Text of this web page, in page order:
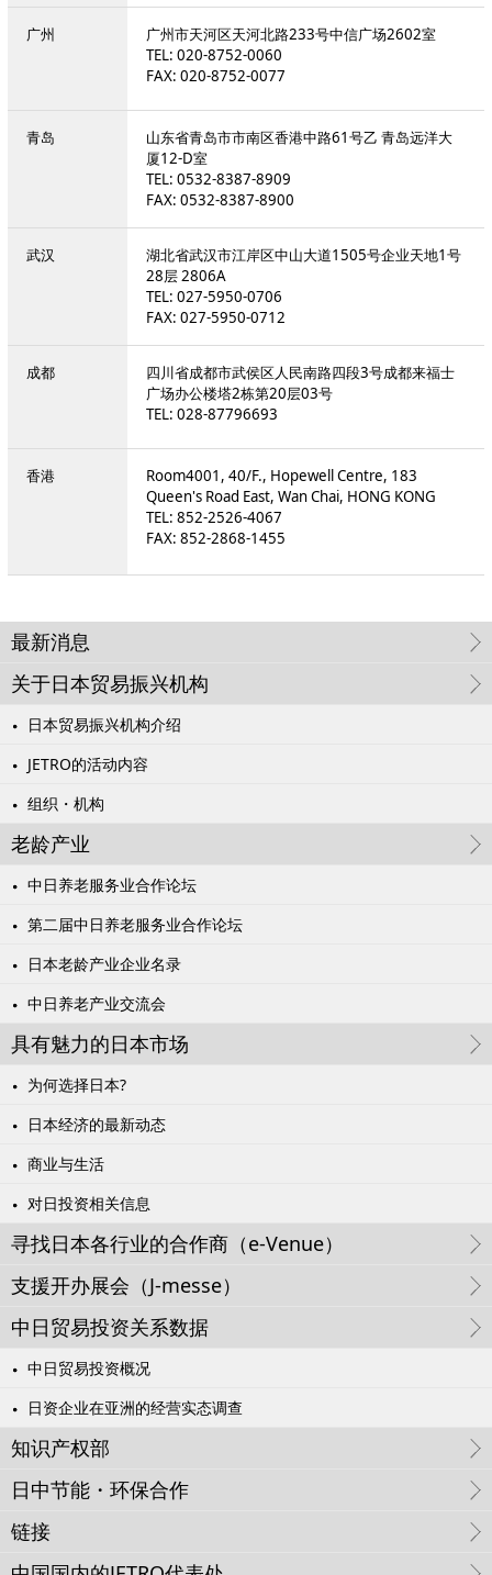
广州
广州市天河区天河北路233号中信广场2602室
TEL: 020-8752-0060
FAX: 020-8752-0077
青岛
山东省青岛市市南区香港中路61号乙 青岛远洋大
厦12-D室
TEL: 0532-8387-8909
FAX: 0532-8387-8900
武汉
湖北省武汉市江岸区中山大道1505号企业天地1号
28层 2806A
TEL: 027-5950-0706
FAX: 027-5950-0712
成都
四川省成都市武侯区人民南路四段3号成都来福士
广场办公楼塔2栋第20层03号
TEL: 028-87796693
香港
Room4001, 40/F., Hopewell Centre, 183
Queen's Road East, Wan Chai, HONG KONG
TEL: 852-2526-4067
FAX: 852-2868-1455
最新消息
关于日本贸易振兴机构
日本贸易振兴机构介绍
JETRO的活动内容
组织・机构
老龄产业
中日养老服务业合作论坛
第二届中日养老服务业合作论坛
日本老龄产业企业名录
中日养老产业交流会
具有魅力的日本市场
为何选择日本?
日本经济的最新动态
商业与生活
对日投资相关信息
寻找日本各行业的合作商（e-Venue）
支援开办展会（J-messe）
中日贸易投资关系数据
中日贸易投资概况
日资企业在亚洲的经营实态调查
知识产权部
日中节能・环保合作
链接